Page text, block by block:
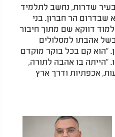
שדרות, נחשב לתלמיד
שבדרום הר חברון. בני
דווקא שם מתוך חיבור
אהבתו למסלולים
"הוא קם בכל בוקר מוקדם
"הייתה בו אהבה לתורה,
אכפתיות ודרך ארץ